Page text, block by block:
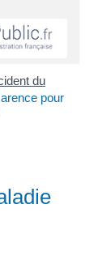
du
pour